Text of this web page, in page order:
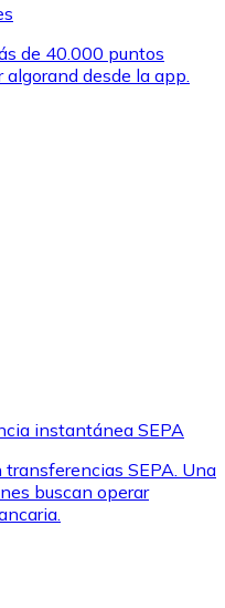
de 40.000 puntos
desde la app.
instantánea SEPA
SEPA. Una
buscan operar